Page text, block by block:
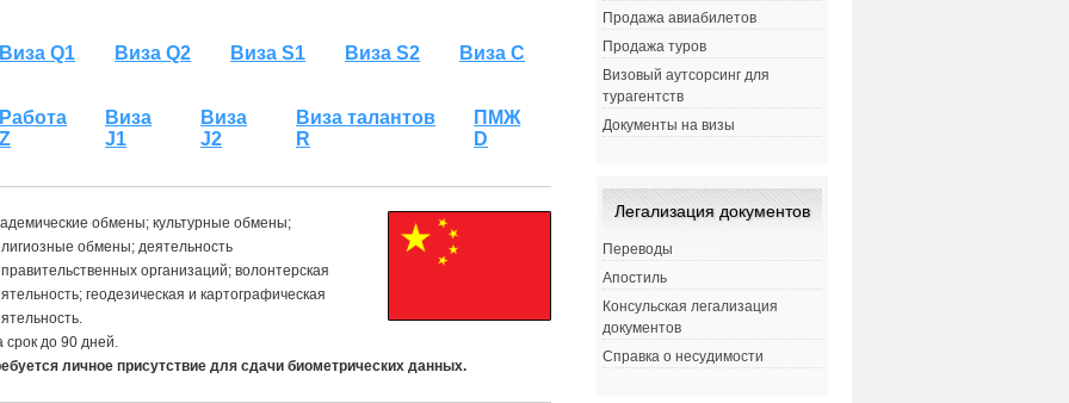
Виза Q1 Виза Q2 Виза S1 Виза S2 Виза C
Работа
Z
Виза
J1
Виза
J2
Виза талантов
R
ПМЖ
D
обмены; культурные обмены;
обмены; деятельность
организаций; волонтерская
геодезическая и картографическая
срок до 90 дней.
личное присутствие для сдачи биометрических данных.
Продажа авиабилетов
Продажа туров
Визовый аутсорсинг для
турагентств
Документы на визы
Легализация документов
Переводы
Апостиль
Консульская легализация
документов
Справка о несудимости